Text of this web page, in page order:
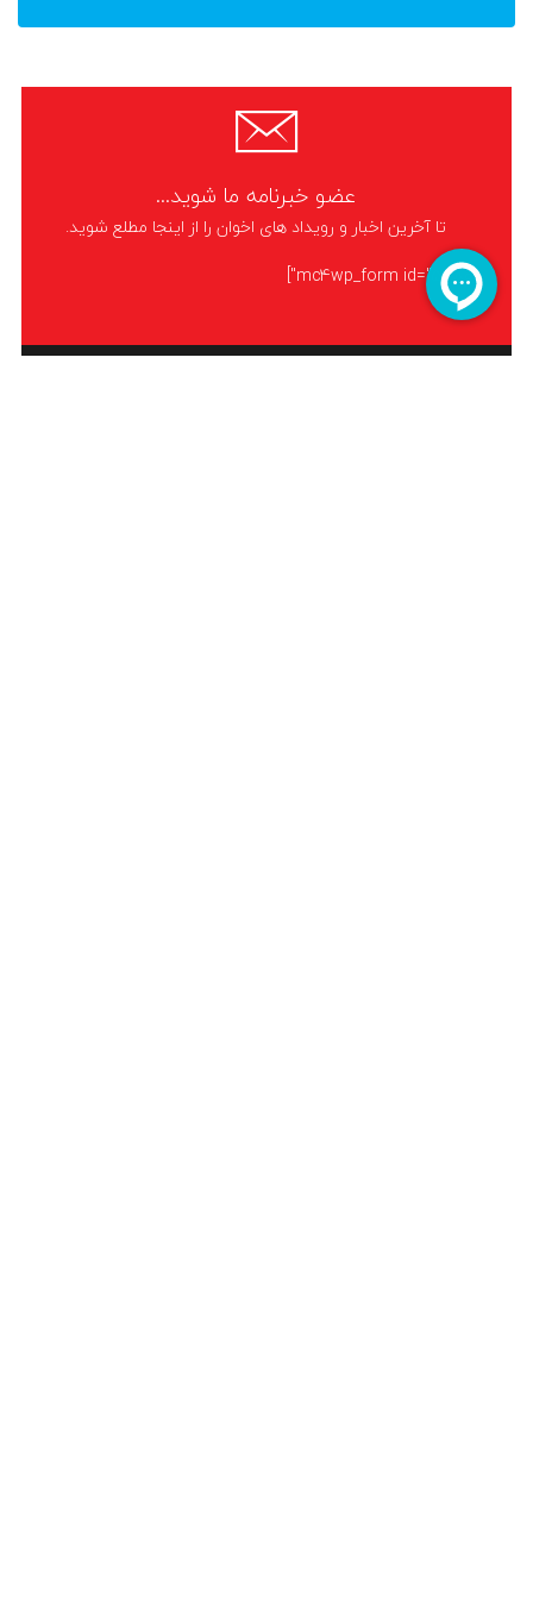
عضو خبرنامه ما شوید...
تا آخرین اخبار و رویداد های اخوان را از اینجا مطلع شوید.
[mc4wp_form id="5480"]